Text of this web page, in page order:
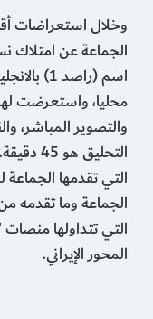
وخلال استعراضات
الجماعة عن امتلاك
اسم (راصد 1) بالانجليزية (
محليا، واستعرضت
والتصوير المباشر،
التي تقدمها الجماعة
الجماعة وما تقدمه
التي تتداولها
المحور الإيراني.